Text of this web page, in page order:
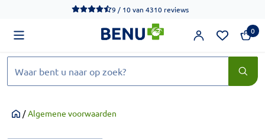
We werken momenteel hard aan het verbeteren van de
9 / 10van 4310 reviews
0
Home
/ Algemene voorwaarden